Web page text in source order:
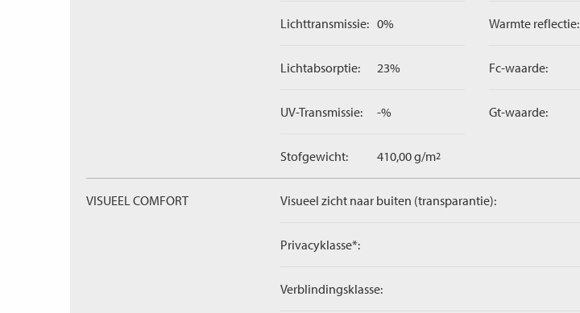
Lichttransmissie: 0%
Lichtabsorptie: 23%
UV-Transmissie: -%
Stofgewicht: 410,00 g/m2
Warmte reflectie:
Fc-waarde:
Gt-waarde:
VISUEEL COMFORT Visueel zicht naar buiten (transparantie):
Privacyklasse*:
Verblindingsklasse: